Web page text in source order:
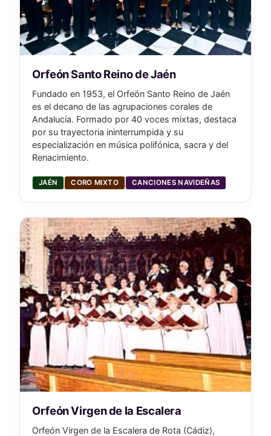
Orfeón Santo Reino de Jaén
Fundado en 1953, el Orfeón Santo Reino de Jaén
es el decano de las agrupaciones corales de
Andalucía. Formado por 40 voces mixtas, destaca
por su trayectoria ininterrumpida y su
especialización en música polifónica, sacra y del
Renacimiento.
JAÉN CORO MIXTO CANCIONES NAVIDEÑAS
Orfeón Virgen de la Escalera
Orfeón Virgen de la Escalera de Rota (Cádiz),